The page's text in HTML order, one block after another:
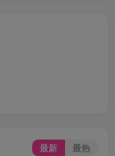
最新 最热